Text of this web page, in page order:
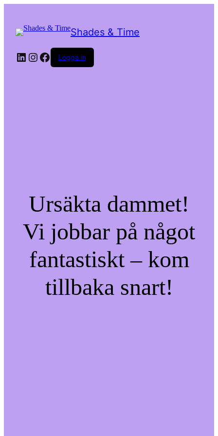
Shades & Time
LinkedIn
Instagram
Facebook
Logga in
Ursäkta dammet!
Vi jobbar på något
fantastiskt – kom
tillbaka snart!